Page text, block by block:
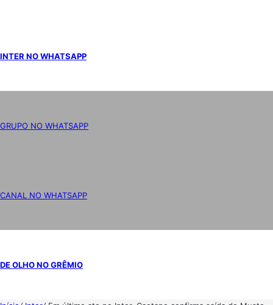
INTER NO WHATSAPP
GRUPO NO WHATSAPP
CANAL NO WHATSAPP
DE OLHO NO GRÊMIO